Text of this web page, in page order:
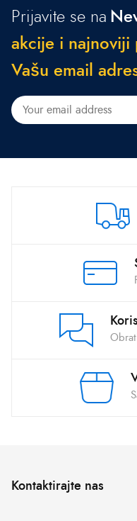
Prijavite se na
a kcije i najnoviji
Vašu emai ad re
Kontaktirajte nas